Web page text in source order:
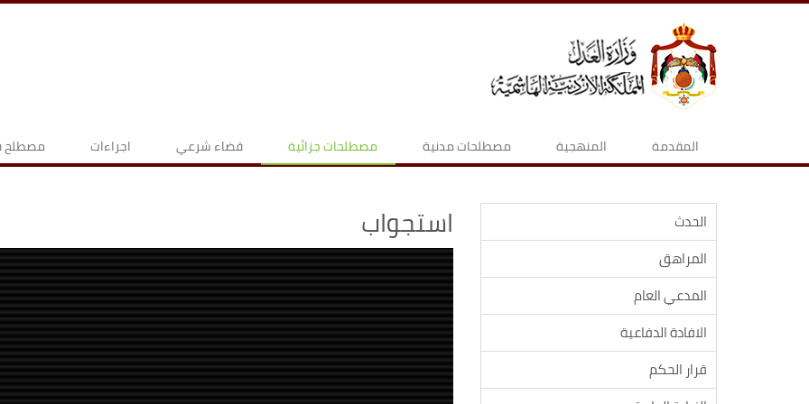
المقدمة المنهجية مصطلحات مدنية مصطلحات جزائية قضاء شرعي اجراءات مصطلح
الحدث
المراهق
المدعي العام
الافادة الدفاعية
قرار الحكم
استجواب